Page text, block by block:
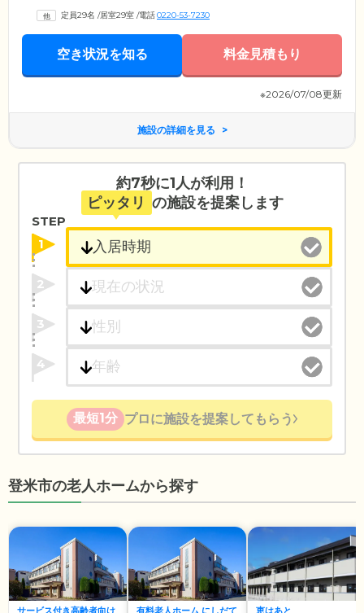
定員29名 /居室29室 /電話0220-53-7230
空き状況を知る 料金見積もり
※2026/07/08更新
施設の詳細を見る
約7秒に1人が利用！
ピッタリ の施設を提案します
STEP
1
2
3
4
最短1分 プロに施設を提案してもらう
登米市の老人ホームから探す
サービス付き高齢者向け 有料老人ホーム にしだて 恵はあと